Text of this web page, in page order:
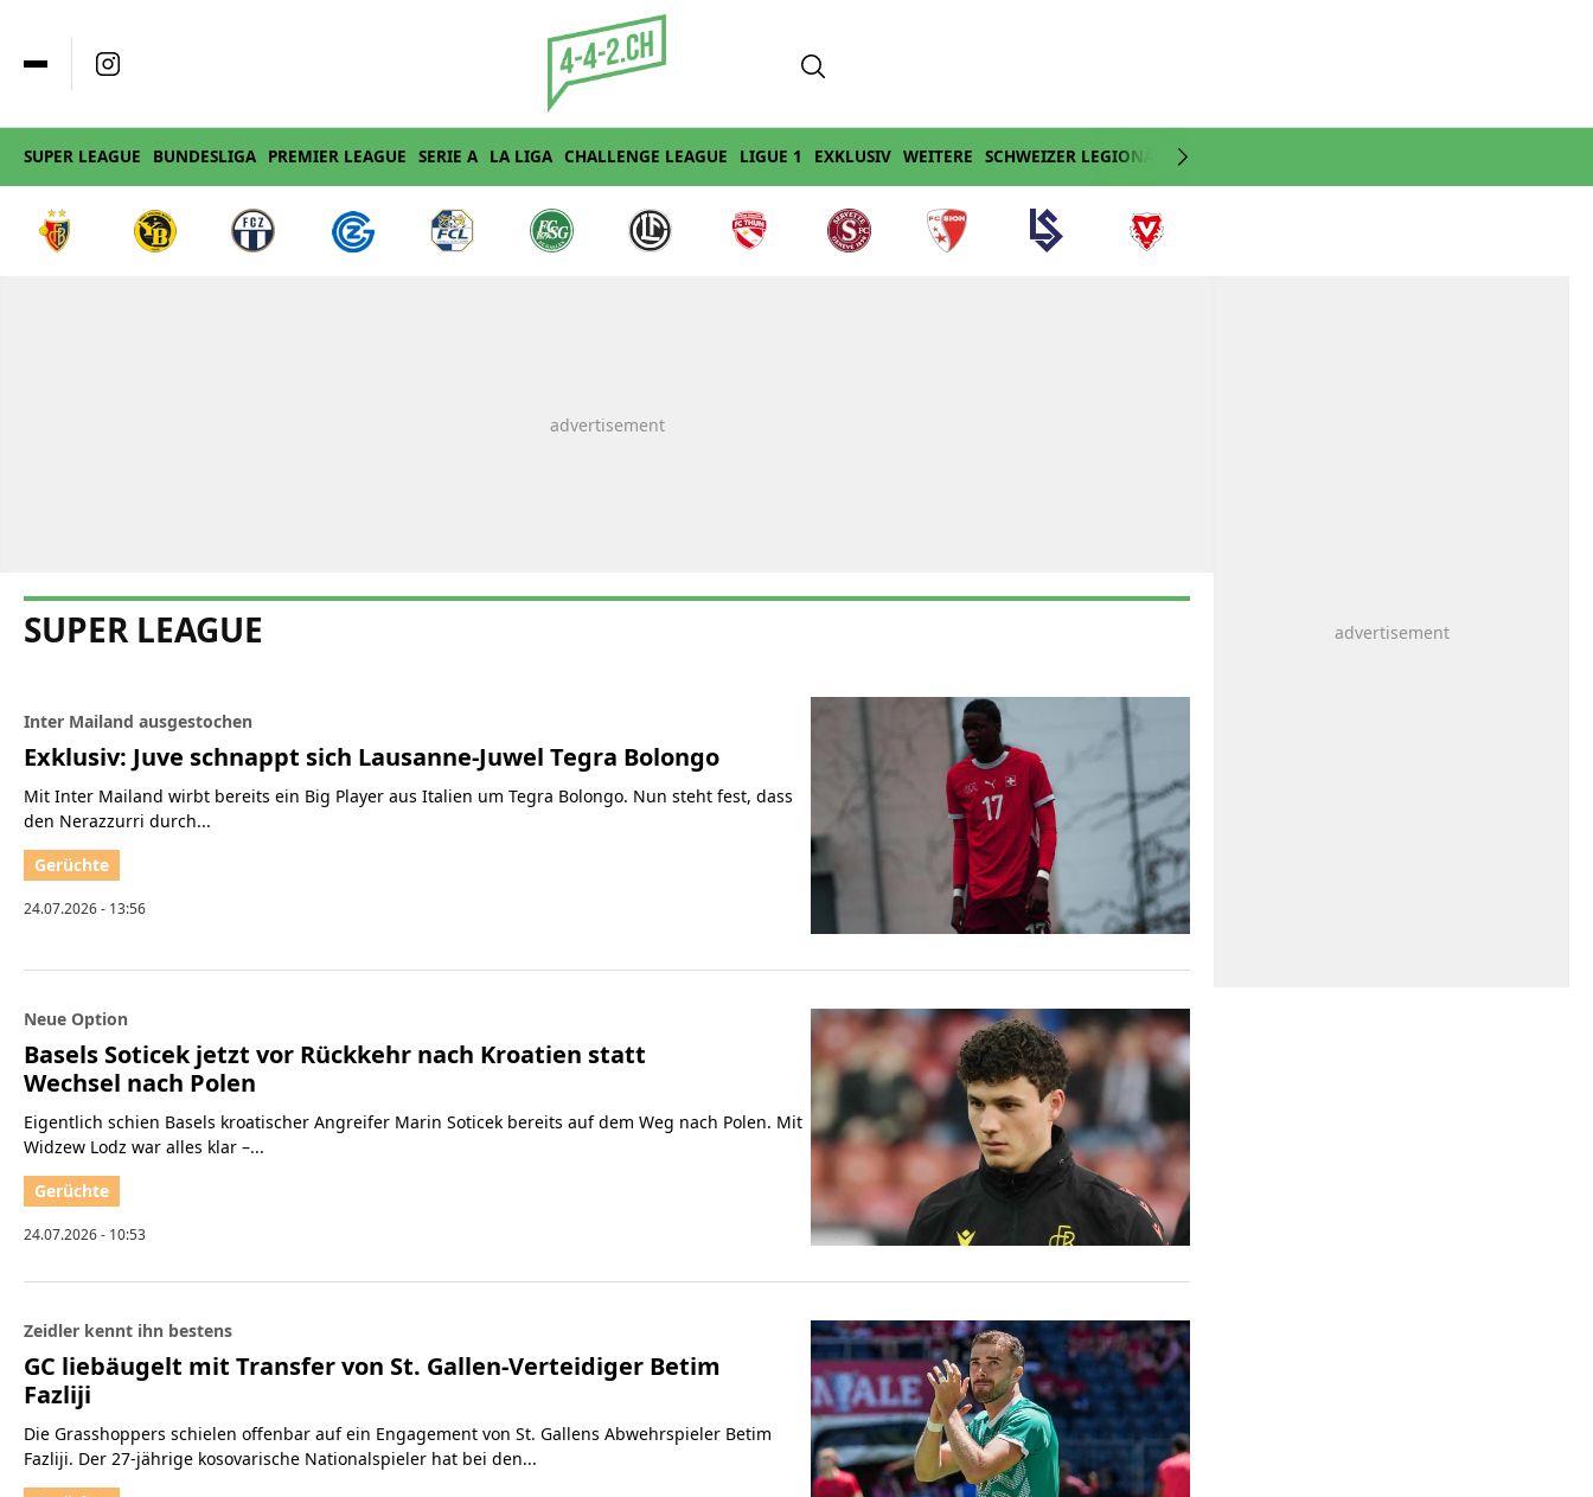
SUPER LEAGUE BUNDESLIGA PREMIER LEAGUE SERIE A LA LIGA CHALLENGE LEAGUE LIGUE 1 EXKLUSIV WEITERE SCHWEIZER LEGIONÄRE NATI
SUPER LEAGUE
Inter Mailand ausgestochen
Exklusiv: Juve schnappt sich Lausanne-Juwel Tegra Bolongo
Mit Inter Mailand wirbt bereits ein Big Player aus Italien um Tegra Bolongo. Nun steht fest, dass
den Nerazzurri durch...
24.07.2026 - 13:56
Neue Option
Basels Soticek jetzt vor Rückkehr nach Kroatien statt
Wechsel nach Polen
Eigentlich schien Basels kroatischer Angreifer Marin Soticek bereits auf dem Weg nach Polen. Mit
Widzew Lodz war alles klar –...
24.07.2026 - 10:53
Zeidler kennt ihn bestens
GC liebäugelt mit Transfer von St. Gallen-Verteidiger Betim
Fazliji
Die Grasshoppers schielen offenbar auf ein Engagement von St. Gallens Abwehrspieler Betim
Fazliji. Der 27-jährige kosovarische Nationalspieler hat bei den...